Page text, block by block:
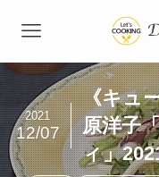
《キュ
原洋子
ィ」
2021
12/07